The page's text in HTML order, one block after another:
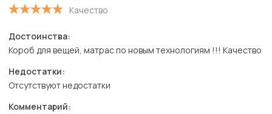
Качество
Достоинства:
Короб для вещей, матрас по новым технологиям !!! Качество
Недостатки:
Отсутствуют недостатки
Комментарий: